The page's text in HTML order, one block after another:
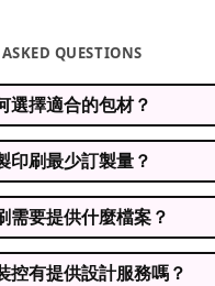
QUESTIONS
選擇適合的包材？
印刷最少訂製量？
需要提供什麼檔案？
控有提供設計服務嗎？